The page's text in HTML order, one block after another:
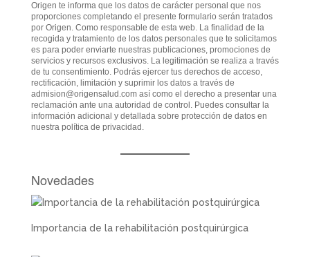
Origen te informa que los datos de carácter personal que nos
proporciones completando el presente formulario serán tratados
por Origen. Como responsable de esta web. La finalidad de la
recogida y tratamiento de los datos personales que te solicitamos
es para poder enviarte nuestras publicaciones, promociones de
servicios y recursos exclusivos. La legitimación se realiza a través
de tu consentimiento. Podrás ejercer tus derechos de acceso,
rectificación, limitación y suprimir los datos a través de
admision@origensalud.comasí como el derecho a presentar una
reclamación ante una autoridad de control. Puedes consultar la
información adicional y detallada sobre protección de datos en
nuestra política de privacidad .
Novedades
Importancia de la rehabilitación postquirúrgica